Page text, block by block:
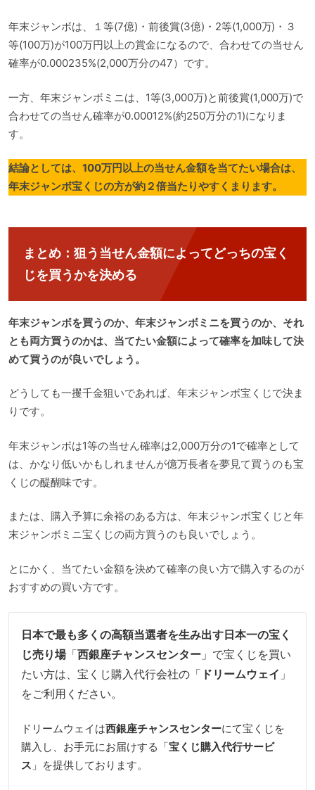
年末ジャンボは、１等(7億)・前後賞(3億)・2等(1,000万)・３
等(100万)が100万円以上の賞金になるので、合わせての当せん
確率が0.000235%(2,000万分の47）です。
一方、年末ジャンボミニは、1等(3,000万)と前後賞(1,000万)で
合わせての当せん確率が0.00012%(約250万分の1)になりま
す。
結論としては、100万円以上の当せん金額を当てたい場合は、
年末ジャンボ宝くじの方が約２倍当たりやすくまります。
まとめ ：狙う当せん金額によってどっちの宝く
じを買うかを決める
年末ジャンボを買うのか、年末ジャンボミニを買うのか、それ
とも両方買うのかは、当てたい金額によって確率を加味して決
めて買うのが良いでしょう。
どうしても一攫千金狙いであれば、年末ジャンボ宝くじで決ま
りです。
年末ジャンボは1等の当せん確率は2,000万分の1で確率として
は、かなり低いかもしれませんが億万長者を夢見て買うのも宝
くじの醍醐味です。
または、購入予算に余裕のある方は、年末ジャンボ宝くじと年
末ジャンボミニ宝くじの両方買うのも良いでしょう。
とにかく、当てたい金額を決めて確率の良い方で購入するのが
おすすめの買い方です。
日本で最も多くの高額当選者を生み出す日本一の宝く
じ売り場「西銀座チャンスセンター」で宝くじを買い
たい方は、宝くじ購入代行会社の「 ドリームウェイ 」
をご利用ください。
ドリームウェイは西銀座チャンスセンターにて宝くじを
購入し、お手元にお届けする「宝くじ購入代行サービ
ス 」を提供しております。